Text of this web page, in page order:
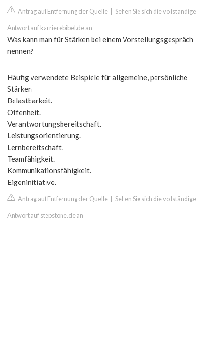
Antrag auf Entfernung der Quelle Sehen Sie sich die vollständige
Antwort auf karrierebibel.de an
Was kann man für Stärken bei einem Vorstellungsgespräch
nennen?
Häufig verwendete Beispiele für allgemeine, persönliche
Stärken
Belastbarkeit.
Offenheit.
Verantwortungsbereitschaft.
Leistungsorientierung.
Lernbereitschaft.
Teamfähigkeit.
Kommunikationsfähigkeit.
Eigeninitiative.
Antrag auf Entfernung der Quelle Sehen Sie sich die vollständige
Antwort auf stepstone.de an